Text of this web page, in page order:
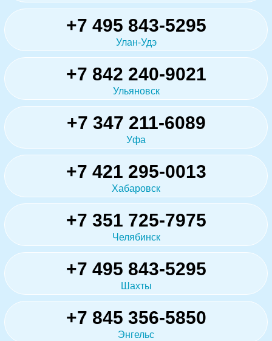
+7 495 843-5295
Улан-Удэ
+7 842 240-9021
Ульяновск
+7 347 211-6089
Уфа
+7 421 295-0013
Хабаровск
+7 351 725-7975
Челябинск
+7 495 843-5295
Шахты
+7 845 356-5850
Энгельс